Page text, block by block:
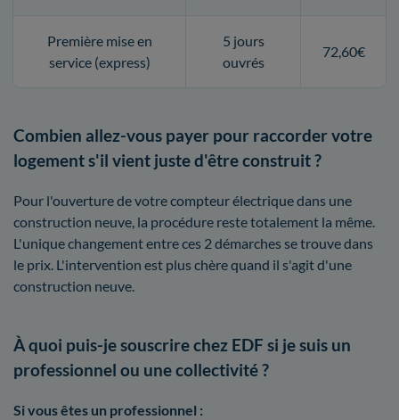
Première mise en
service (express)
5 jours
ouvrés
72,60€
Combien allez-vous payer pour raccorder votre
logement s'il vient juste d'être construit ?
Pour l'ouverture de votre compteur électrique dans une
construction neuve, la procédure reste totalement la même.
L'unique changement entre ces 2 démarches se trouve dans
le prix. L'intervention est plus chère quand il s'agit d'une
construction neuve.
À quoi puis-je souscrire chez EDF si je suis un
professionnel ou une collectivité ?
Si vous êtes un professionnel :